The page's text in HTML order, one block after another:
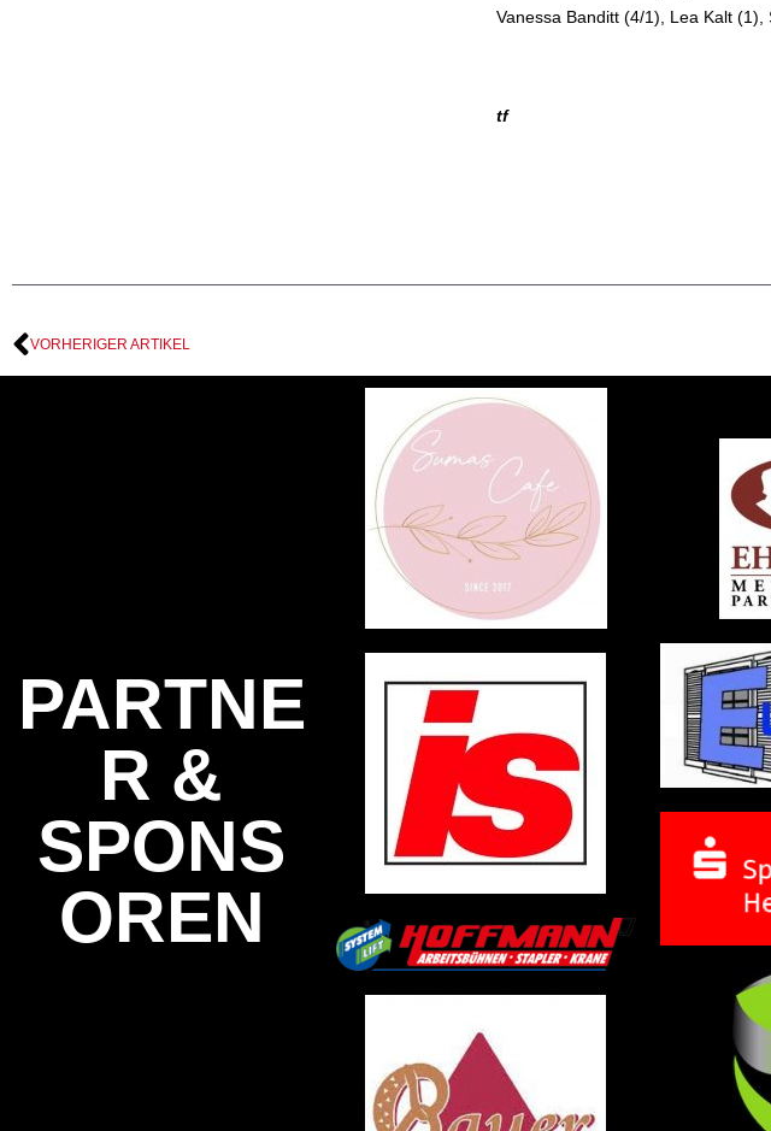
Vanessa Banditt (4/1), Lea Kalt
tf
VORHERIGER ARTIKEL
PARTNE
R &
SPONS
OREN